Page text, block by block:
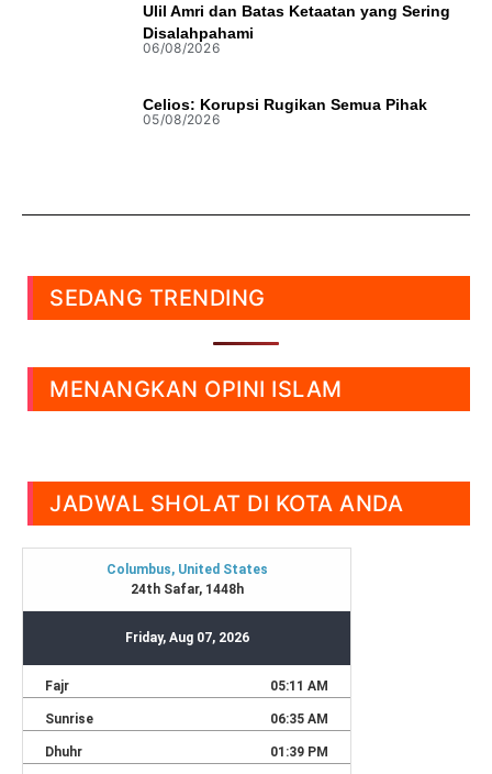
Ulil Amri dan Batas Ketaatan yang Sering
Disalahpahami
06/08/2026
Celios: Korupsi Rugikan Semua Pihak
05/08/2026
SEDANG TRENDING
MENANGKAN OPINI ISLAM
JADWAL SHOLAT DI KOTA ANDA